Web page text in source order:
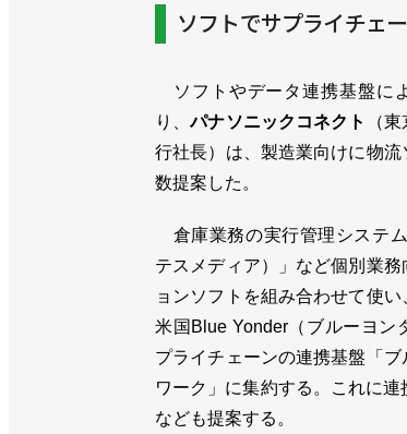
ソフトでサプライチェ
ソフトやデータ連携基盤に
り、パナソニックコネクト
（
行社長）は、製造業向けに物
数提案した。
倉庫業務の実行管理システ
テスメディア）」など個別業
ョンソフトを組み合わせて使
米国Blue Yonder（ブルーヨン
プライチェーンの連携基盤「ブ
ワーク」に集約する。これに
なども提案する。